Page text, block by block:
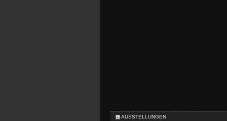
AUSSTELLUNGEN